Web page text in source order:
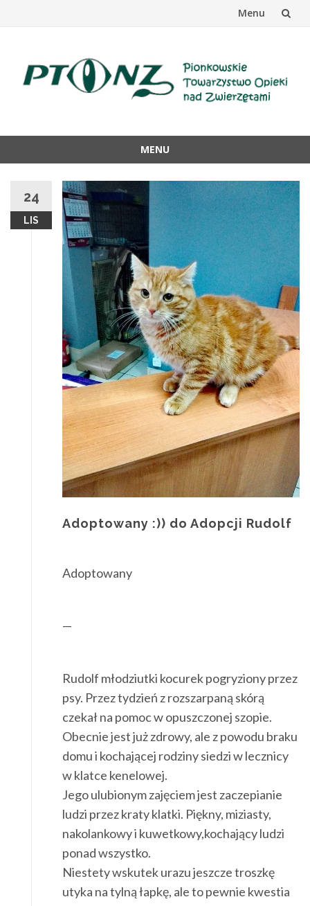
Menu
MENU
treści
24
LIS
Adoptowany :)) do Adopcji Rudolf
Adoptowany
—
Rudolf młodziutki kocurek pogryziony przez
psy. Przez tydzień z rozszarpaną skórą
czekał na pomoc w opuszczonej szopie.
Obecnie jest już zdrowy, ale z powodu braku
domu i kochającej rodziny siedzi w lecznicy
w klatce kenelowej.
Jego ulubionym zajęciem jest zaczepianie
ludzi przez kraty klatki. Piękny, miziasty,
nakolankowy i kuwetkowy,kochający ludzi
ponad wszystko.
Niestety wskutek urazu jeszcze troszkę
utyka na tylną łapkę, ale to pewnie kwestia